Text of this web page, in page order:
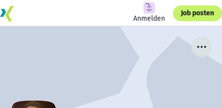
Anmelden
Job posten